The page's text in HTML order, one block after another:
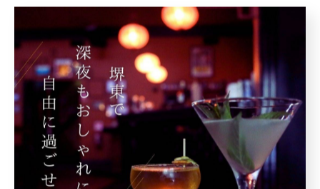
#南海堺東駅 #堺東駅 #堺東 #barhero
#堺東バー #堺東飲み #ガシ飲み
#堺東好きな人と繋がりたい #堺から世界へ
#BARHERO